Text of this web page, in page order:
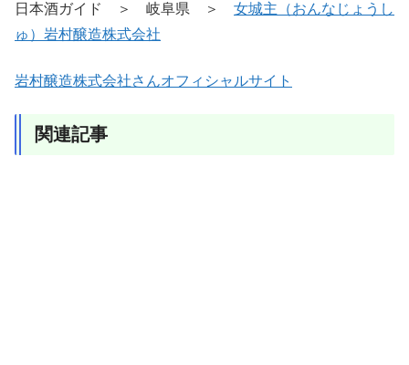
日本酒ガイド ＞ 岐阜県 ＞ 女城主（おんなじょうし
ゅ）岩村醸造株式会社
岩村醸造株式会社さんオフィシャルサイト
関連記事